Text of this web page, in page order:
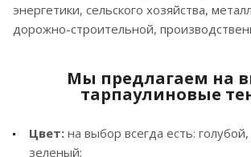
энергетики, сельского хозяйства,
дорожно-строительной,
Мы предлагаем на
тарпаулиновые
Цвет: на выбор всегда есть:
зеленый;